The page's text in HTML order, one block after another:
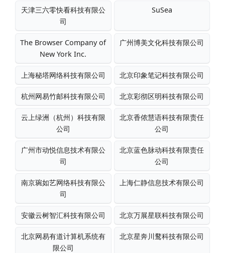
天津三六零快看科技有限公
司
SuSea
The Browser Company of
New York Inc.
广州博美文化科技有限公司
上海秘塔网络科技有限公司 北京印象笔记科技有限公司
杭州网易竹邮科技有限公司 北京彩彻区明科技有限公司
云上绿洲（杭州）科技有限
公司
北京香侬慧语科技有限责任
公司
广州市动悦信息技术有限公
司
北京蓝色脉动科技有限责任
公司
南京琬如艺网络科技有限公
司
上海仁静信息技术有限公司
安徽云树智汇科技有限公司 北京万展星联科技有限公司
北京网易有道计算机系统有
限公司
北京星奔川鹜科技有限公司